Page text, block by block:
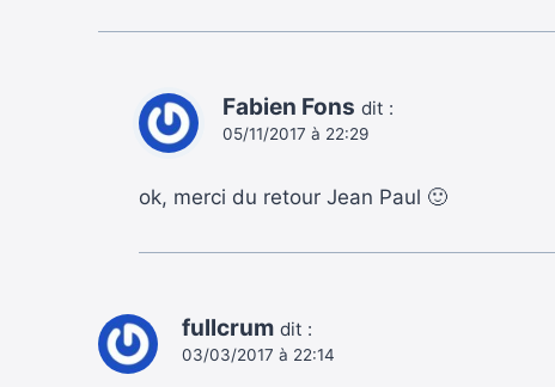
Fabien Fons dit :
05/11/2017 à 22:29
ok, merci du retour Jean Paul 🙂
fullcrum dit :
03/03/2017 à 22:14